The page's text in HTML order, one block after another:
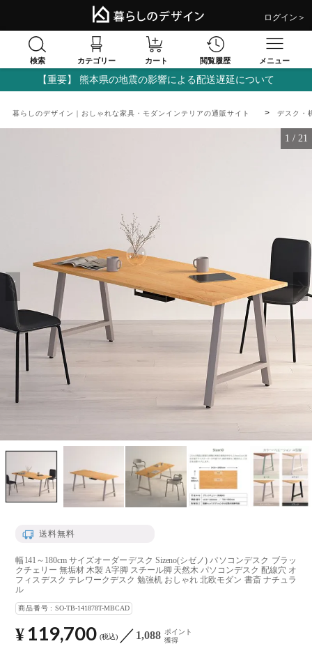
ログイン＞
検索 カテゴリー カート 閲覧履歴 メニュー
【重要】 熊本県の地震の影響による配送遅延について
暮らしのデザイン｜おしゃれな家具・モダンインテリアの通販サイト デスク・
1 / 21
送料無料
幅141～180cm サイズオーダーデスク Sizeno(シゼノ) パソコンデスク ブラッ
クチェリー 無垢材 木製 A字脚 スチール脚 天然木 パソコンデスク 配線穴 オ
フィスデスク テレワークデスク 勉強机 おしゃれ 北欧モダン 書斎 ナチュラ
ル
商品番号 SO-TB-141878T-MBCAD
¥ 119,700 税込 1,088 ポイント
獲得